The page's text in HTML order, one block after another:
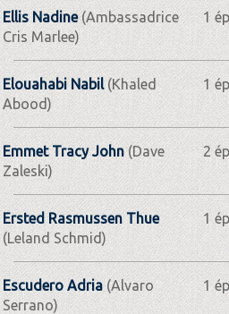
Ellis Nadine(Ambassadrice
Cris Marlee)
1
Elouahabi Nabil (Khaled
Abood)
1 ép.
Emmet Tracy John(Dave
Zaleski)
2
Ersted Rasmussen Thue
(Leland Schmid)
1
Escudero Adria(Alvaro
Serrano)
1